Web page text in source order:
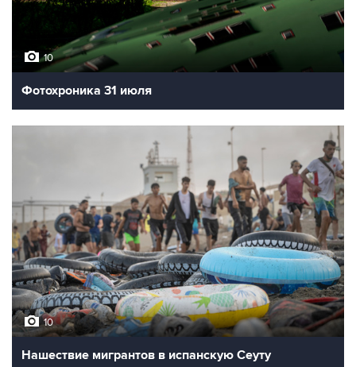
10
Фотохроника 31 июля
10
Нашествие мигрантов в испанскую Сеуту